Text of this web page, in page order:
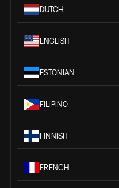
DUTCH
ENGLISH
ESTONIAN
FILIPINO
FINNISH
FRENCH